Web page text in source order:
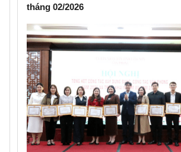
tháng 02/2026